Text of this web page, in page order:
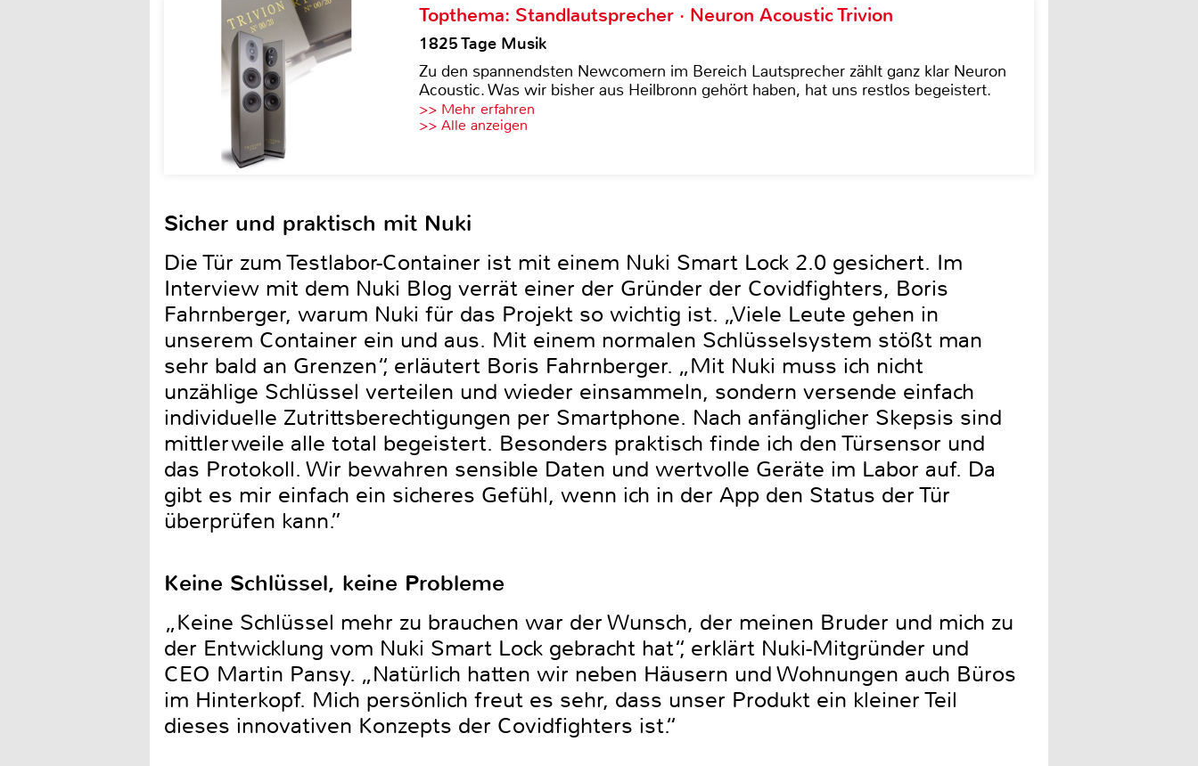
Topthema: Standlautsprecher · Neuron Acoustic Trivion
1825 Tage Musik
Zu den spannendsten Newcomern im Bereich Lautsprecher zählt ganz klar Neuron
Acoustic. Was wir bisher aus Heilbronn gehört haben, hat uns restlos begeistert.
>> Mehr erfahren
>> Alle anzeigen
Sicher und praktisch mit Nuki
Die Tür zum Testlabor-Container ist mit einem Nuki Smart Lock 2.0 gesichert. Im
Interview mit dem Nuki Blog verrät einer der Gründer der Covidfighters, Boris
Fahrnberger, warum Nuki für das Projekt so wichtig ist. „Viele Leute gehen in
unserem Container ein und aus. Mit einem normalen Schlüsselsystem stößt man
sehr bald an Grenzen“, erläutert Boris Fahrnberger. „Mit Nuki muss ich nicht
unzählige Schlüssel verteilen und wieder einsammeln, sondern versende einfach
individuelle Zutrittsberechtigungen per Smartphone. Nach anfänglicher Skepsis sind
mittlerweile alle total begeistert. Besonders praktisch finde ich den Türsensor und
das Protokoll. Wir bewahren sensible Daten und wertvolle Geräte im Labor auf. Da
gibt es mir einfach ein sicheres Gefühl, wenn ich in der App den Status der Tür
überprüfen kann.”
Keine Schlüssel, keine Probleme
„Keine Schlüssel mehr zu brauchen war der Wunsch, der meinen Bruder und mich zu
der Entwicklung vom Nuki Smart Lock gebracht hat“, erklärt Nuki-Mitgründer und
CEO Martin Pansy. „Natürlich hatten wir neben Häusern und Wohnungen auch Büros
im Hinterkopf. Mich persönlich freut es sehr, dass unser Produkt ein kleiner Teil
dieses innovativen Konzepts der Covidfighters ist.“